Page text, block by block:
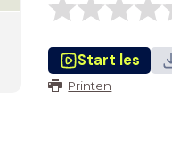
Start les
Printen